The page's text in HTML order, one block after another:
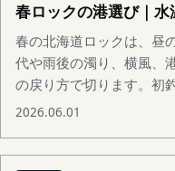
春ロックの港選び｜
春の北海道ロックは、昼
代や雨後の濁り、横風、
の戻り方で切ります。初
2026.06.01